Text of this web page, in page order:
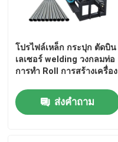
โปรไฟล์เหล็ก กระปุก ตัดบิน
เลเซอร์ welding วงกลมท่อ
การทํา Roll การสร้างเครื่อง
ส่งคำถาม